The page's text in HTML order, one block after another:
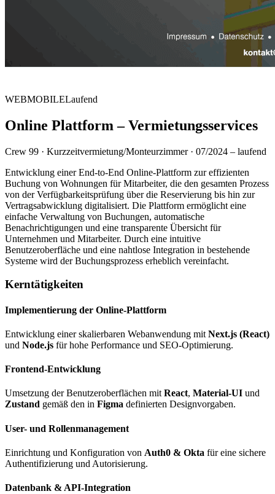
WEBMOBILELaufend
Online Plattform – Vermietungsservices
Crew 99 · Kurzzeitvermietung/Monteurzimmer · 07/2024 – laufend
Entwicklung einer End-to-End Online-Plattform zur effizienten
Buchung von Wohnungen für Mitarbeiter, die den gesamten Prozess
von der Verfügbarkeitsprüfung über die Reservierung bis hin zur
Vertragsabwicklung digitalisiert. Die Plattform ermöglicht eine
einfache Verwaltung von Buchungen, automatische
Benachrichtigungen und eine transparente Übersicht für
Unternehmen und Mitarbeiter. Durch eine intuitive
Benutzeroberfläche und eine nahtlose Integration in bestehende
Systeme wird der Buchungsprozess erheblich vereinfacht.
Kerntätigkeiten
Implementierung der Online-Plattform
Entwicklung einer skalierbaren Webanwendung mit Next.js (React)
und Node.js für hohe Performance und SEO-Optimierung.
Frontend-Entwicklung
Umsetzung der Benutzeroberflächen mitReact, Material-UI und
Zustand gemäß den in Figma definierten Designvorgaben.
User- und Rollenmanagement
Einrichtung und Konfiguration von Auth0 & Okta für eine sichere
Authentifizierung und Autorisierung.
Datenbank & API-Integration